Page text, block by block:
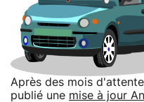
Après des mois
publié une mise à jour